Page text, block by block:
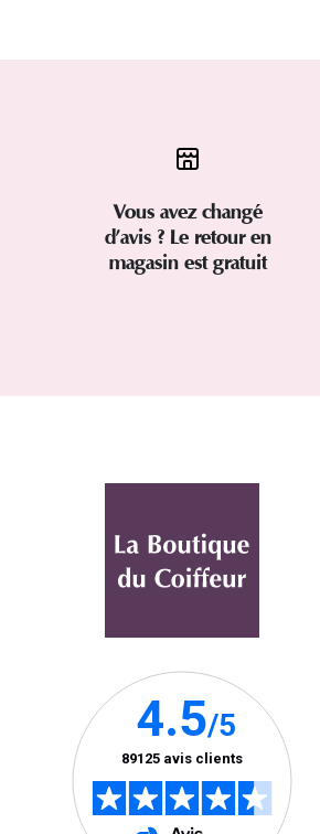
Vous avez changé
d’avis ? Le retour en
magasin est gratuit